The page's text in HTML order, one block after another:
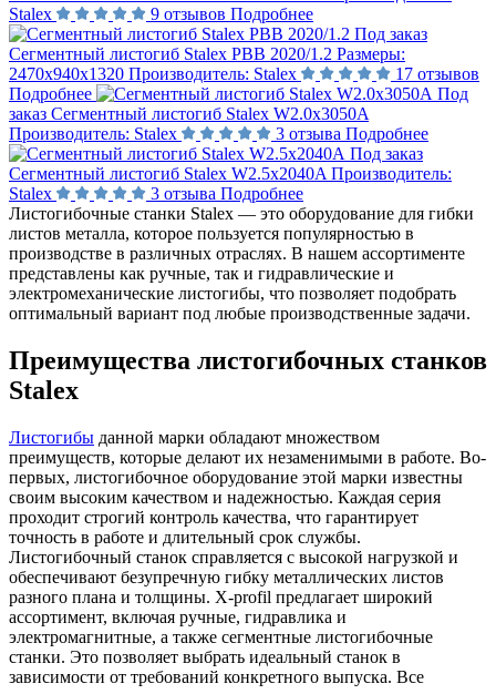
Stalex
9 отзывов Подробнее
Под заказ
Сегментный листогиб Stalex PBB 2020/1.2 Размеры:
2470х940х1320 Производитель: Stalex
17 отзывов
Подробнее
Под
заказ Сегментный листогиб Stalex W2.0x3050A
Производитель: Stalex 3 отзыва Подробнее
Под заказ
Сегментный листогиб Stalex W2.5x2040A Производитель:
Stalex
3 отзыва Подробнее
Листогибочные станки Stalex — это оборудование для гибки
листов металла, которое пользуется популярностью в
производстве в различных отраслях. В нашем ассортименте
представлены как ручные, так и гидравлические и
электромеханические листогибы, что позволяет подобрать
оптимальный вариант под любые производственные задачи.
Преимущества листогибочных станков
Stalex
Листогибы данной марки обладают множеством
преимуществ, которые делают их незаменимыми в работе. Во-
первых, листогибочное оборудование этой марки известны
своим высоким качеством и надежностью. Каждая серия
проходит строгий контроль качества, что гарантирует
точность в работе и длительный срок службы.
Листогибочный станок справляется с высокой нагрузкой и
обеспечивают безупречную гибку металлических листов
разного плана и толщины. X-profil предлагает широкий
ассортимент, включая ручные, гидравлика и
электромагнитные, а также сегментные листогибочные
станки. Это позволяет выбрать идеальный станок в
зависимости от требований конкретного выпуска. Все